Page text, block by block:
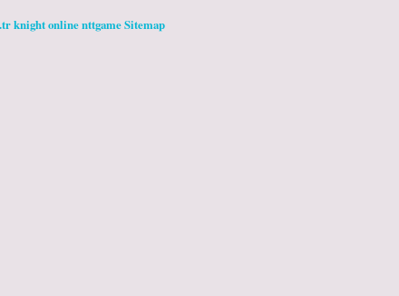
knight onlinenttgameSitemap